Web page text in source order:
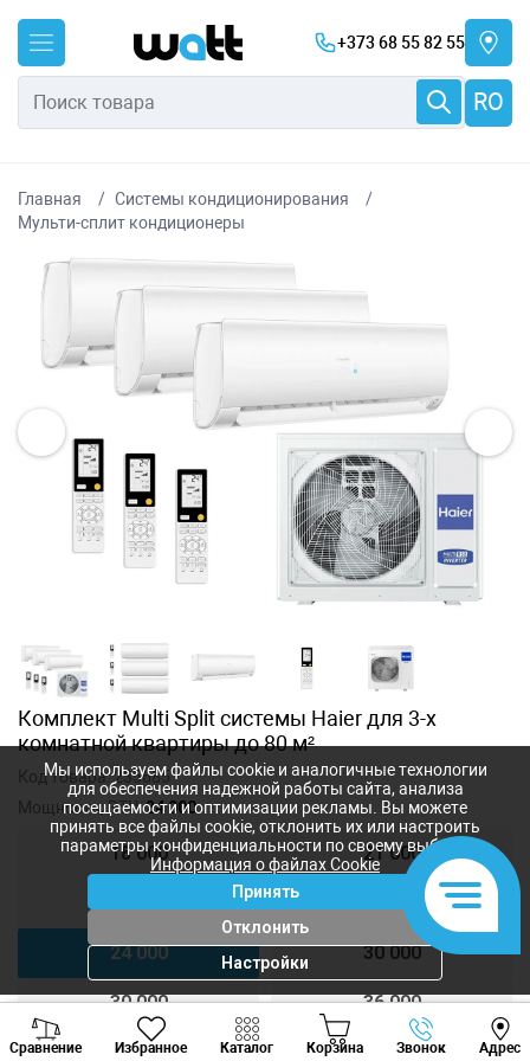
+373 68 55 82 55
RO
Главная
Системы кондиционирования
Мульти-сплит кондиционеры
Комплект Multi Split системы Haier для 3-х
комнатной квартиры до 80 м²
Код товара:235685
Мощность, BTU:24 000
18 000 21 000
24 000 30 000
30 000 36 000
36 000 36 000
Сравнение Избранное Каталог Корзина Звонок Адрес
Viber Whatsapp
Мы используем файлы cookie и аналогичные технологии
для обеспечения надежной работы сайта, анализа
посещаемости и оптимизации рекламы. Вы можете
принять все файлы cookie, отклонить их или настроить
параметры конфиденциальности по своему выбору.
Информация о файлах Cookie
Принять
Отклонить
Настройки